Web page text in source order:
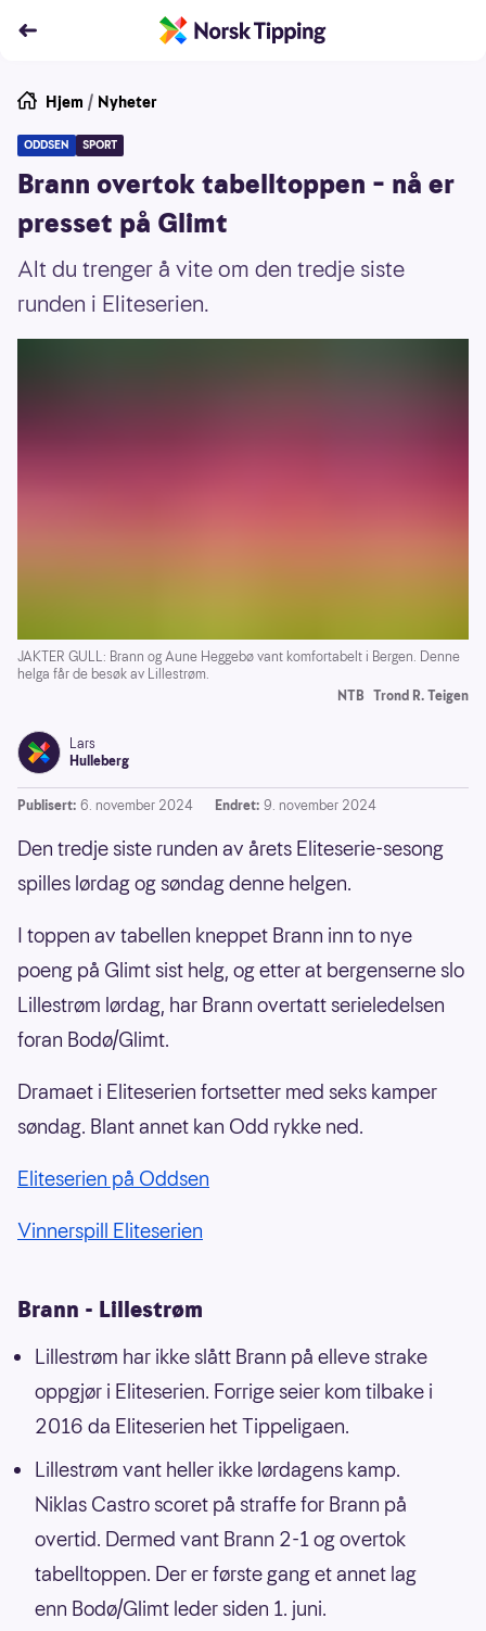
Hjem / Nyheter
ODDSEN SPORT
Brann overtok tabelltoppen – nå er
presset på Glimt
Alt du trenger å vite om den tredje siste
runden i Eliteserien.
JAKTER GULL: Brann og Aune Heggebø vant komfortabelt i Bergen. Denne
helga får de besøk av Lillestrøm.
NTB Trond R. Teigen
Lars
Hulleberg
Publisert: 6. november 2024 Endret: 9. november 2024
Den tredje siste runden av årets Eliteserie-sesong
spilles lørdag og søndag denne helgen.
I toppen av tabellen kneppet Brann inn to nye
poeng på Glimt sist helg, og etter at bergenserne slo
Lillestrøm lørdag, har Brann overtatt serieledelsen
foran Bodø/Glimt.
Dramaet i Eliteserien fortsetter med seks kamper
søndag. Blant annet kan Odd rykke ned.
Eliteserien på Oddsen
Vinnerspill Eliteserien
Brann - Lillestrøm
Lillestrøm har ikke slått Brann på elleve strake
oppgjør i Eliteserien. Forrige seier kom tilbake i
2016 da Eliteserien het Tippeligaen.
Lillestrøm vant heller ikke lørdagens kamp.
Niklas Castro scoret på straffe for Brann på
overtid. Dermed vant Brann 2-1 og overtok
tabelltoppen. Der er første gang et annet lag
enn Bodø/Glimt leder siden 1. juni.